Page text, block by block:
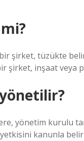
şirket, tüzükte
inşaat veya
yönetim kurulu
kanunla